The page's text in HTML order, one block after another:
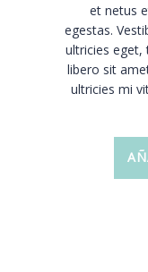
et netus
egestas.
ultricies eget,
libero sit
ultricies mi